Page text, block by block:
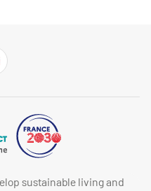
sustainable living and